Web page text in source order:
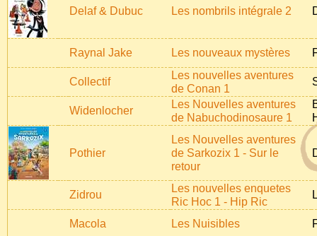
Delaf & Dubuc Les nombrils intégrale 2
Raynal Jake Les nouveaux mystères
Collectif
Les nouvelles aventures
de Conan 1
Widenlocher
Les Nouvelles aventures
de Nabuchodinosaure 1
Pothier
Les Nouvelles aventures
de Sarkozix 1 - Sur le
retour
Zidrou
Les nouvelles enquetes
Ric Hoc 1 - Hip Ric
Macola Les Nuisibles